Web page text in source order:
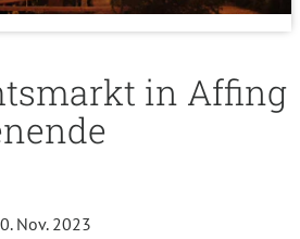
in Affing
Nov. 2023